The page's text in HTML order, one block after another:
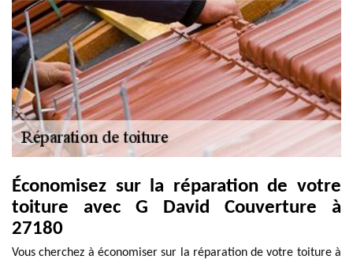
Économisez sur la réparation de votre
toiture avec G David Couverture à
27180
Vous cherchez à économiser sur la réparation de votre toiture à